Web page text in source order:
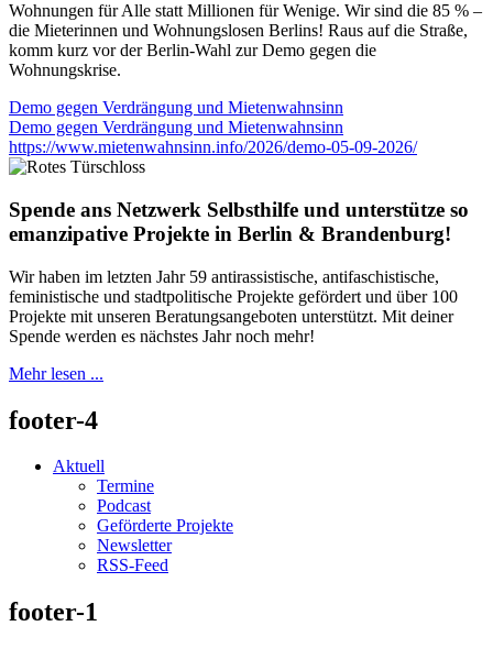
Wohnungen für Alle statt Millionen für Wenige. Wir sind die 85 % –
die Mieterinnen und Wohnungslosen Berlins! Raus auf die Straße,
komm kurz vor der Berlin-Wahl zur Demo gegen die
Wohnungskrise.
Demo gegen Verdrängung und Mietenwahnsinn
Demo gegen Verdrängung und Mietenwahnsinn
https://www.mietenwahnsinn.info/2026/demo-05-09-2026/
Spende ans Netzwerk Selbsthilfe und unterstütze so
emanzipative Projekte in Berlin & Brandenburg!
Wir haben im letzten Jahr 59 antirassistische, antifaschistische,
feministische und stadtpolitische Projekte gefördert und über 100
Projekte mit unseren Beratungsangeboten unterstützt. Mit deiner
Spende werden es nächstes Jahr noch mehr!
Mehr lesen ...
footer-4
Aktuell
Termine
Podcast
Geförderte Projekte
Newsletter
RSS-Feed
footer-1